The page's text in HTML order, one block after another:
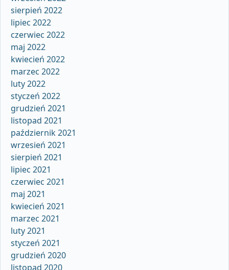
sierpień 2022
lipiec 2022
czerwiec 2022
maj 2022
kwiecień 2022
marzec 2022
luty 2022
styczeń 2022
grudzień 2021
listopad 2021
październik 2021
wrzesień 2021
sierpień 2021
lipiec 2021
czerwiec 2021
maj 2021
kwiecień 2021
marzec 2021
luty 2021
styczeń 2021
grudzień 2020
listopad 2020